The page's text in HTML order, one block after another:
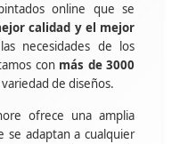
online que se
calidad y el mejor
necesidades de los
con más de 3000
de diseños.
ofrece una amplia
se adaptan a cualquier